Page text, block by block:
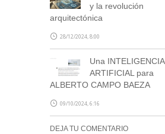
y la revolución
arquitectónica
28/12/2024, 8:00
Una INTELIGENCIA
ARTIFICIAL para
ALBERTO CAMPO BAEZA
09/10/2024, 6:16
DEJA TU COMENTARIO